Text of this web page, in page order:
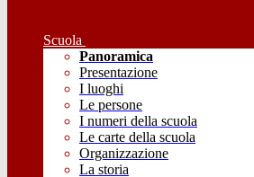
Scuola
Panoramica
Presentazione
I luoghi
Le persone
I numeri della scuola
Le carte della scuola
Organizzazione
La storia